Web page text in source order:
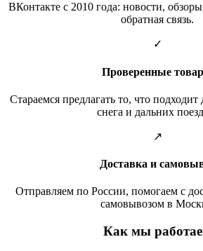
ВКонтакте с 2010 года: новости,
обратная связь.
✓
Проверенные
Стараемся предлагать то, что подходит
снега и дальних
↗
Доставка и
Отправляем по России, помогаем с
самовывозом в
Как мы